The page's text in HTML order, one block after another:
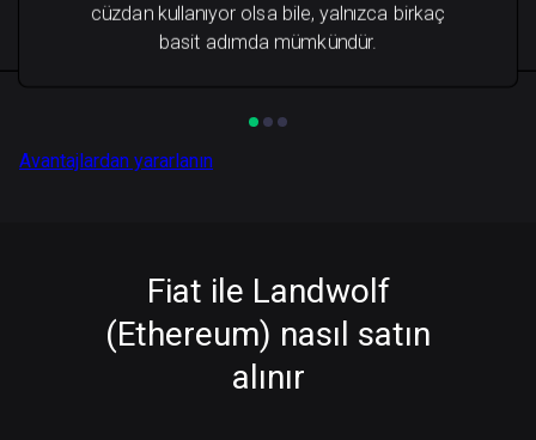
cüzdan kullanıyor olsa bile, yalnızca birkaç
basit adımda mümkündür.
Avantajlardan yararlanın
Fiat ile Landwolf
(Ethereum) nasıl satın
alınır